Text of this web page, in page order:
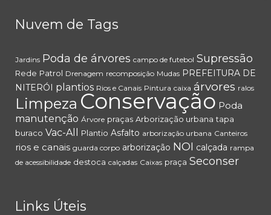
Nuvem de Tags
Jardins Poda de árvores campo de futebol Supressão
Rede Patrol Drenagem recomposição Mudas PREFEITURA DE
NITERÓI
plantios Rios e Canais Pintura caixa árvores ralos
Limpeza Conservação Poda
manutenção Árvore praças Arborização urbana tapa
buraco Vac-All Plantio Asfalto arborização urbana Canteiros
rios e canais guarda corpo arborização NOI calçada rampa
de acessibilidade destoca calçadas Caixas praça Seconser
Links Úteis